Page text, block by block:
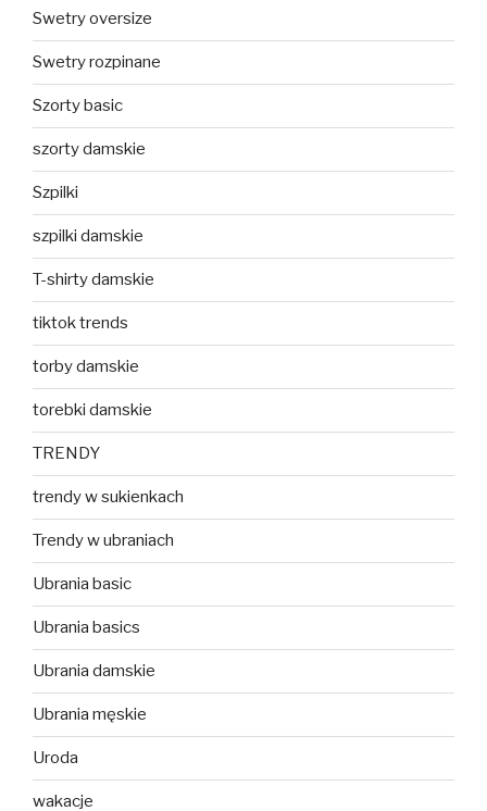
Swetry oversize
Swetry rozpinane
Szorty basic
szorty damskie
Szpilki
szpilki damskie
T-shirty damskie
tiktok trends
torby damskie
torebki damskie
TRENDY
trendy w sukienkach
Trendy w ubraniach
Ubrania basic
Ubrania basics
Ubrania damskie
Ubrania męskie
Uroda
wakacje